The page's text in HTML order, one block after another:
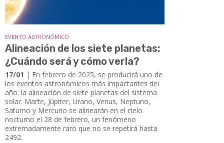
EVENTO ASTRONÓMICO
Alineación de los siete planetas:
¿Cuándo será y cómo verla?
17/01 | En febrero de 2025, se producirá uno de
los eventos astronómicos más impactantes del
año: la alineación de siete planetas del sistema
solar. Marte, Júpiter, Urano, Venus, Neptuno,
Saturno y Mercurio se alinearán en el cielo
nocturno el 28 de febrero, un fenómeno
extremadamente raro que no se repetirá hasta
2492.